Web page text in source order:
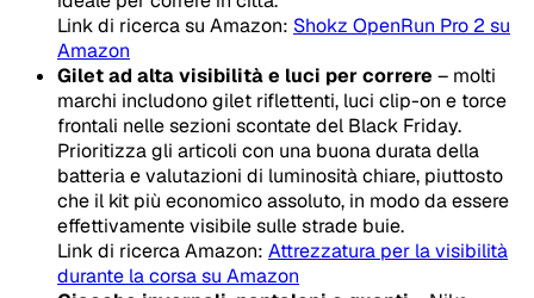
Link di ricerca su Amazon: Shokz OpenRun Pro 2 su
Amazon
Gilet ad alta visibilità e luci per correre – molti
marchi includono gilet riflettenti, luci clip-on e torce
frontali nelle sezioni scontate del Black Friday.
Prioritizza gli articoli con una buona durata della
batteria e valutazioni di luminosità chiare, piuttosto
che il kit più economico assoluto, in modo da essere
effettivamente visibile sulle strade buie.
Link di ricerca Amazon: Attrezzatura per la visibilità
durante la corsa su Amazon